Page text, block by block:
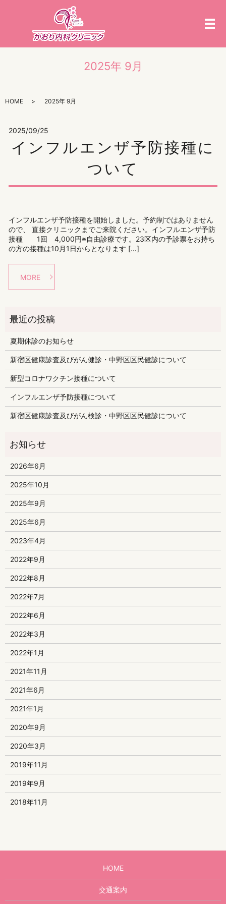
メ
2025年 9月
HOME 2025年 9月
2025/09/25
インフルエンザ予防接種に
ついて
インフルエンザ予防接種を開始しました。予約制ではありません
ので、 直接クリニックまでご来院ください。インフルエンザ予防
接種 1回 4,000円※自由診療です。23区内の予診票をお持ち
の方の接種は10月1日からとなります […]
MORE
夏期休診のお知らせ
新宿区健康診査及びがん健診・中野区区民健診について
新型コロナワクチン接種について
インフルエンザ予防接種について
新宿区健康診査及びがん検診・中野区区民健診について
2026年6月
2025年10月
2025年9月
2025年6月
2023年4月
2022年9月
2022年8月
2022年7月
2022年6月
2022年3月
2022年1月
2021年11月
2021年6月
2021年1月
2020年9月
2020年3月
2019年11月
2019年9月
2018年11月
HOME
交通案内